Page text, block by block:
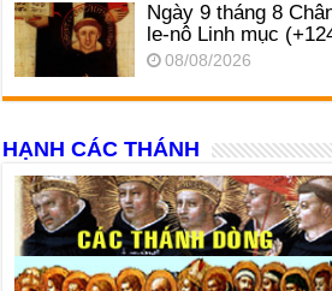
Ngày 9 tháng 8
le-nô Linh mục
08/08/2026
HẠNH CÁC THÁNH